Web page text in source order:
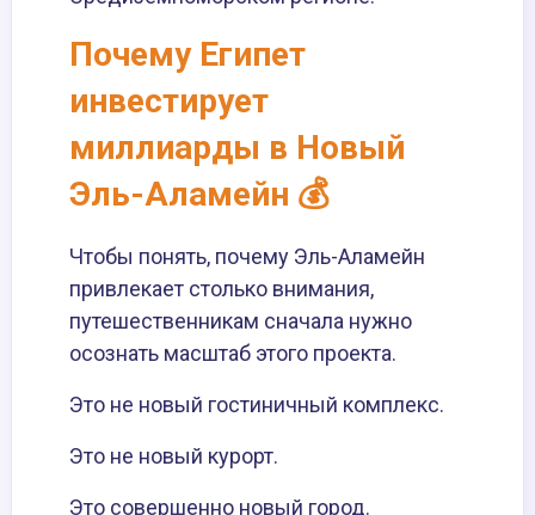
Почему Египет
инвестирует
миллиарды в Новый
Эль-Аламейн 💰
Чтобы понять, почему Эль-Аламейн
привлекает столько внимания,
путешественникам сначала нужно
осознать масштаб этого проекта.
Это не новый гостиничный комплекс.
Это не новый курорт.
Это совершенно новый город.